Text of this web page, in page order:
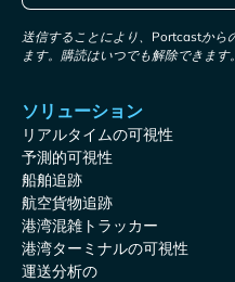
送信することにより、Portcastから
ます。購読はいつでも解除できます。
ソリューション
リアルタイムの可視性
予測的可視性
船舶追跡
航空貨物追跡
港湾混雑トラッカー
港湾ターミナルの可視性
運送分析の